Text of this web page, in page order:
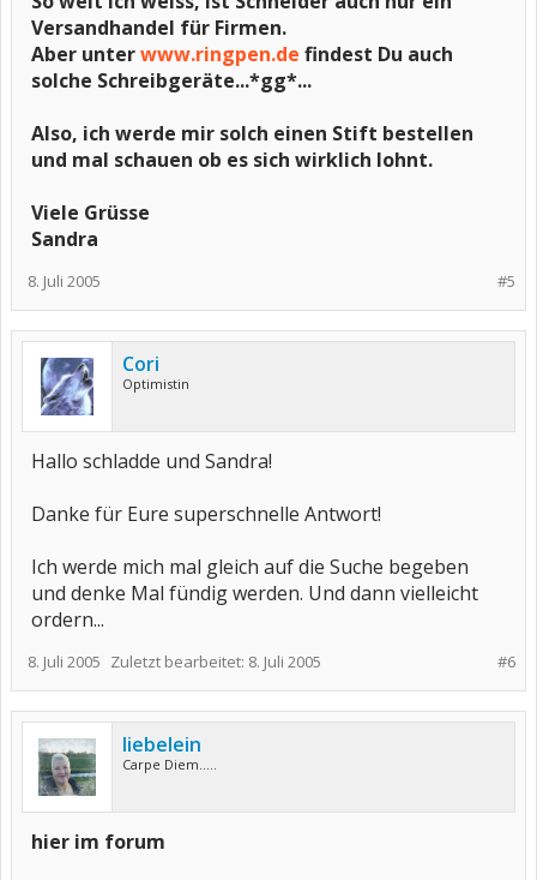
Versandhandel für Firmen.
Aber unterwww.ringpen.de findest Du auch
solche Schreibgeräte...*gg*...
Also, ich werde mir solch einen Stift bestellen
und mal schauen ob es sich wirklich lohnt.
Viele Grüsse
Sandra
#5
8. Juli 2005
Cori
Optimistin
Hallo schladde und Sandra!
Danke für Eure superschnelle Antwort!
Ich werde mich mal gleich auf die Suche begeben
und denke Mal fündig werden. Und dann vielleicht
ordern...
#6
8. Juli 2005 Zuletzt bearbeitet: 8. Juli 2005
liebelein
Carpe Diem.....
hier im forum